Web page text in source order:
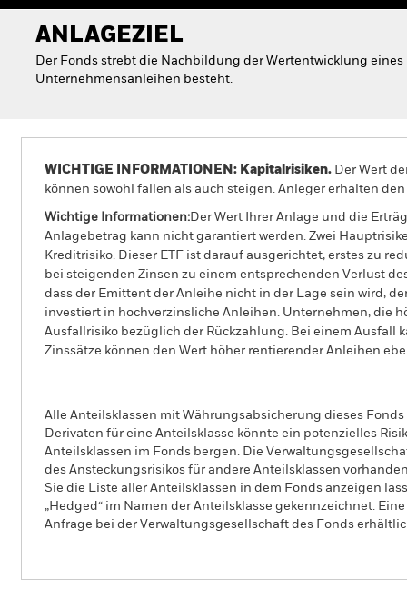
ANLAGEZIEL
Der Fonds strebt die Nachbildung der Wertentwicklung
Unternehmensanleihen besteht.
WICHTIGE INFORMATIONEN: Kapitalrisiken. Der Wert
können sowohl fallen als auch steigen. Anleger erhalten
Wichtige Informationen:Der Wert Ihrer Anlage und die
Anlagebetrag kann nicht garantiert werden. Zwei
Kreditrisiko. Dieser ETF ist darauf ausgerichtet, erstes zu
bei steigenden Zinsen zu einem entsprechenden Verlust
dass der Emittent der Anleihe nicht in der Lage sein wird,
investiert in hochverzinsliche Anleihen. Unternehmen, die
Ausfallrisiko bezüglich der Rückzahlung. Bei einem Ausfall
Zinssätze können den Wert höher rentierender Anleihen
Alle Anteilsklassen mit Währungsabsicherung dieses
Derivaten für eine Anteilsklasse könnte ein potenzielles
Anteilsklassen im Fonds bergen. Die
des Ansteckungsrisikos für andere Anteilsklassen
Sie die Liste aller Anteilsklassen in dem Fonds anzeigen
„Hedged“ im Namen der Anteilsklasse gekennzeichnet.
Anfrage bei der Verwaltungsgesellschaft des Fonds